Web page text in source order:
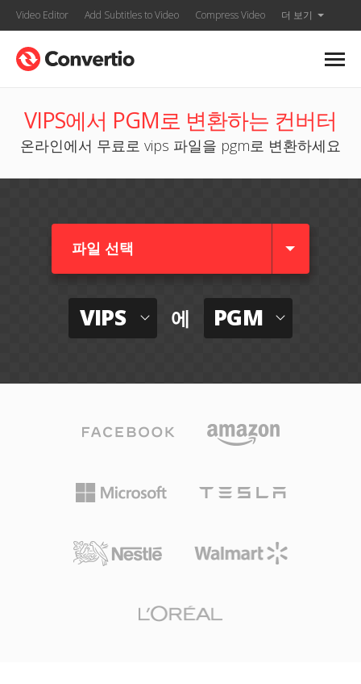
Video Editor Add Subtitles to Video Compress Video 더 보기
VIPS에서 PGM로 변환하는 컨버터
온라인에서 무료로 vips 파일을 pgm로 변환하세요
파일 선택
VIPS 에 PGM